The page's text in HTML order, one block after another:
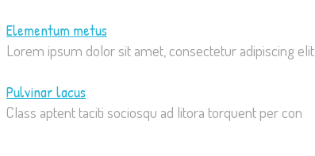
Elementum metus
Lorem ipsum dolor sit amet, consectetur adipiscing elit
Pulvinar lacus
Class aptent taciti sociosqu ad litora torquent per con